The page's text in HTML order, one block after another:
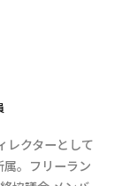
レクターとして
。フリーラン